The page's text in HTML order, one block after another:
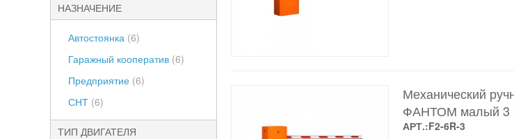
НАЗНАЧЕНИЕ
Автостоянка (6)
Гаражный кооператив (6)
Предприятие (6)
СНТ (6)
ТИП ДВИГАТЕЛЯ
Механический
ФАНТОМ малый 3
АРТ.:F2-6R-3